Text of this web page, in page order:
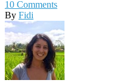
10 Comments
By Fidi